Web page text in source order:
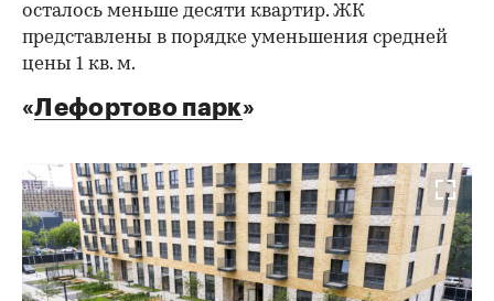
осталось меньше десяти квартир. ЖК
представлены в порядке уменьшения средней
цены 1 кв. м.
«Лефортово парк»